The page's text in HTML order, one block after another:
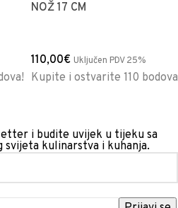
NOŽ 17 CM
110,00€ Uključen PDV 25%
Kupite i ostvarite 110
i budite uvijek u tijeku sa
svijeta kulinarstva i kuhanja.